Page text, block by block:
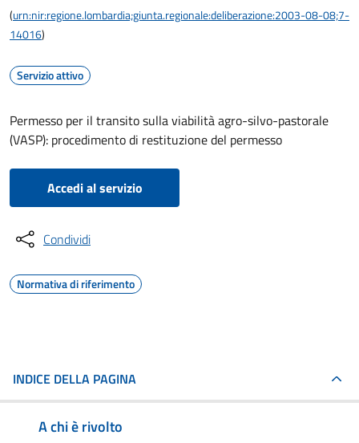
(urn:nir:regione.lombardia;giunta.regionale:deliberazione:2003-08-08;7-
14016)
Servizio attivo
Permesso per il transito sulla viabilità agro-silvo-pastorale
(VASP): procedimento di restituzione del permesso
Accedi al servizio
Condividi
Normativa di riferimento
INDICE DELLA PAGINA
A chi è rivolto